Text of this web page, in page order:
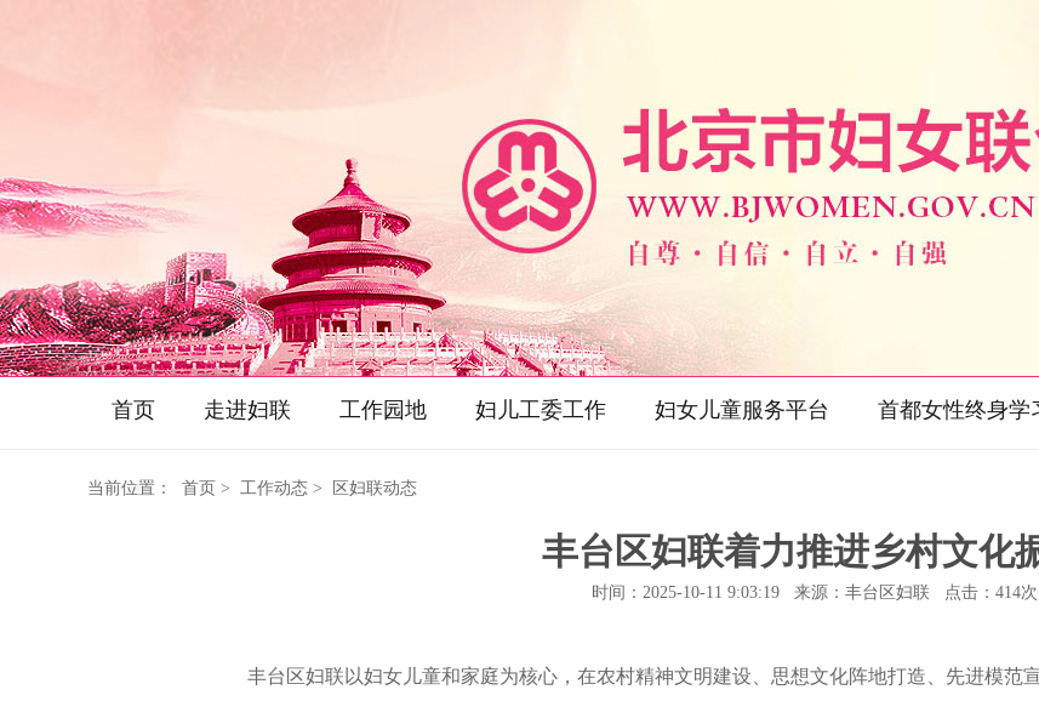
首页 走进妇联 工作园地 妇儿工委工作 妇女儿童服务平台 首都女性终身学
当前位置： 首页 > 工作动态 > 区妇联动态
丰台区妇联着力推进乡村文化
时间：2025-10-11 9:03:19 来源：丰台区妇联 点击： 414次
丰台区妇联以妇女儿童和家庭为核心，在农村精神文明建设、思想文化阵地打造、先进模范